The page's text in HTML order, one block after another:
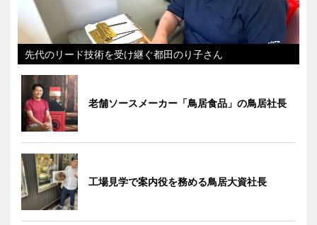
先代のリード技術を受け継ぐ都田のり子さん
老舗ソースメーカー「鳥居食品」の鳥居社長
工場見学で案内役を務める鳥居大資社長